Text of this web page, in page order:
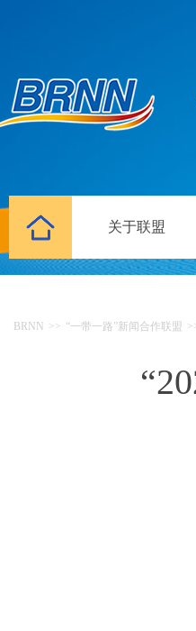
关于联盟
BRNN >> “一带一路”新闻合作联盟